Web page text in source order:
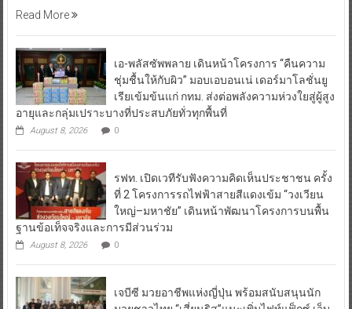
Read More
เอ-พลัสซัพพลาย เดินหน้าโครงการ “คืนความ
ชุ่มชื้นให้กับผิว” มอบเอบอนเน่ เดอร์มาโลชั่นยู
เรียเข้มข้นแก่ กทม. ส่งต่อพลังความห่วงใยสู่ผู้สูง
อายุและกลุ่มเปราะบางที่ประสบภัยทั่วทุกพื้นที่
August 8, 2026 0
รฟท. เปิดเวทีรับฟังความคิดเห็นประชาชน ครั้ง
ที่ 2 โครงการรถไฟฟ้าสายสีแดงเข้ม “วงเวียน
ใหญ่–มหาชัย” เดินหน้าพัฒนาโครงการบนพื้น
ฐานข้อเท็จจริงและการมีส่วนร่วม
August 8, 2026 0
เจบีซี มวยอาชีพแห่งญี่ปุ่น พร้อมสนับสนุนนัก